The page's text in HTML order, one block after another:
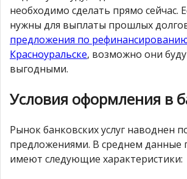
необходимо сделать прямо сейчас.
нужны для выплаты прошлых
предложения по
Красноуральске, возможно они
выгодными.
Условия оформления в
Рынок банковских услуг наводнен
предложениями. В среднем данные
имеют следующие характеристики: